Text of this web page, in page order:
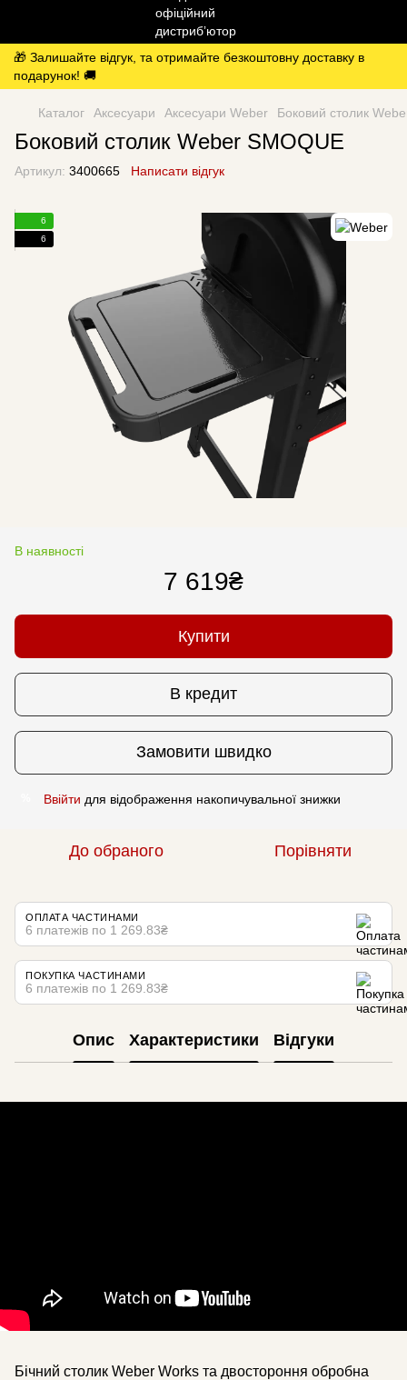
🎁 Залишайте відгук, та отримайте безкоштовну доставку в
подарунок! 🚚
Каталог Аксесуари Аксесуари Weber Боковий столик
Боковий столик Weber SMOQUE
Артикул: 3400665 Написати відгук
6
6
В наявності
7 619₴
Купити
В кредит
Замовити швидко
Ввійти для відображення накопичувальної знижки
До обраного Порівняти
ОПЛАТА ЧАСТИНАМИ
6 платежів по 1 269.83₴
ПОКУПКА ЧАСТИНАМИ
6 платежів по 1 269.83₴
Опис Характеристики Відгуки
Бічний столик Weber Works та двостороння обробна